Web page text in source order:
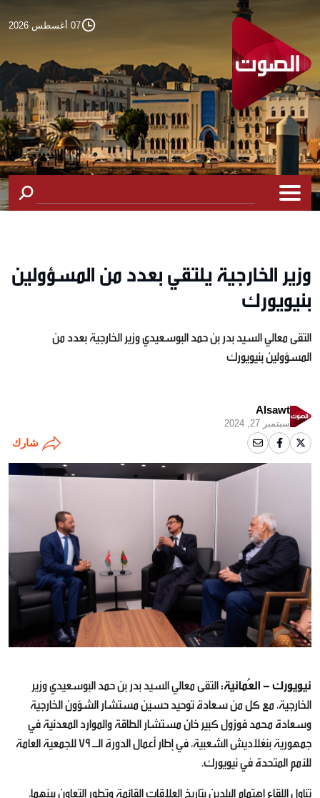
07 أغسطس 2026
وزير الخارجية يلتقي بعدد من المسؤولين
بنيويورك
التقى معالي السيد بدر بن حمد البوسعيدي وزير الخارجية بعدد من
المسؤولين بنيويورك
Alsawt
سبتمبر 27, 2024
شارك
نيويورك - العُمانية:التقى معالي السيد بدر بن حمد البوسعيدي وزير
الخارجية، مع كل من سعادة توحيد حسين مستشار الشؤون الخارجية
وسعادة محمد فوزول كبير خان مستشار الطاقة والموارد المعدنية في
جمهورية بنغلاديش الشعبية، في إطار أعمال الدورة الـ 79 للجمعية العامة
للأمم المتحدة في نيويورك.
تناول اللقاء اهتمام البلدين بتاريخ العلاقات القائمة وتطور التعاون بينهما،